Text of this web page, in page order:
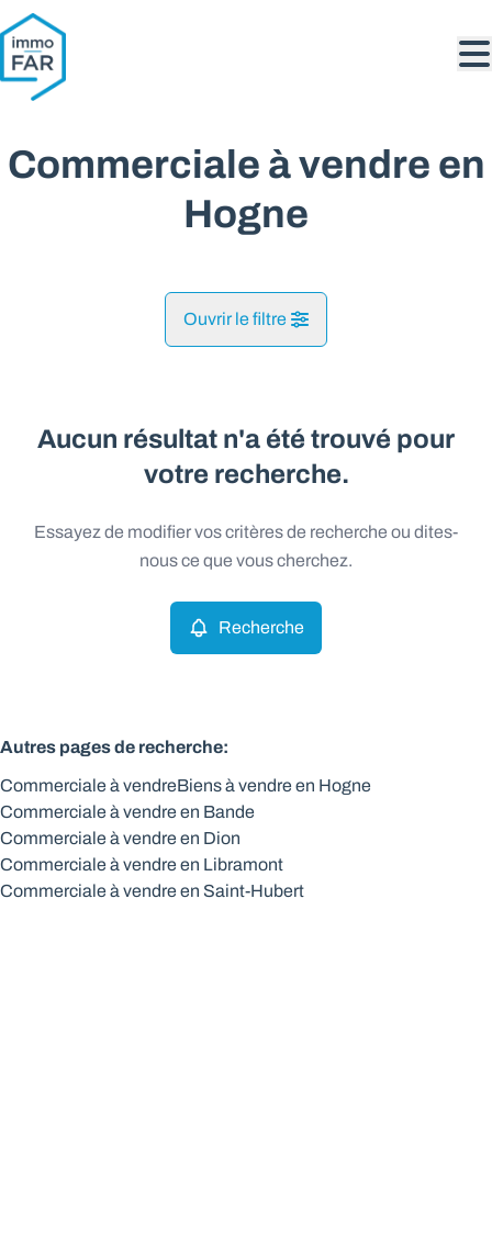
Aller au contenu principal
Commerciale à vendre en
Hogne
Ouvrir le filtre
Baillonville* (5377) Remove
Commerciale Remove
Max. budget
Chercher
Vue de la carte
Recherche Trier par
Aucun résultat n'a été trouvé pour
votre recherche.
Essayez de modifier vos critères de recherche ou dites-
nous ce que vous cherchez.
Recherche
Autres pages de recherche:
Commerciale à vendreBiens à vendre en Hogne
Commerciale à vendre en Bande
Commerciale à vendre en Dion
Commerciale à vendre en Libramont
Commerciale à vendre en Saint-Hubert